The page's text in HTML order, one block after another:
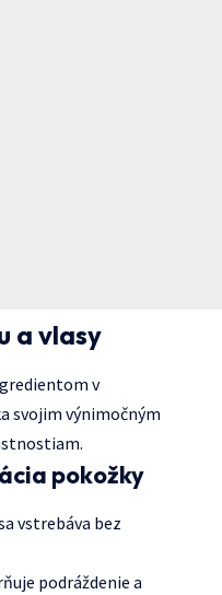
a vlasy
v
svojim výnimočným
pokožky
vstrebáva bez
podráždenie a